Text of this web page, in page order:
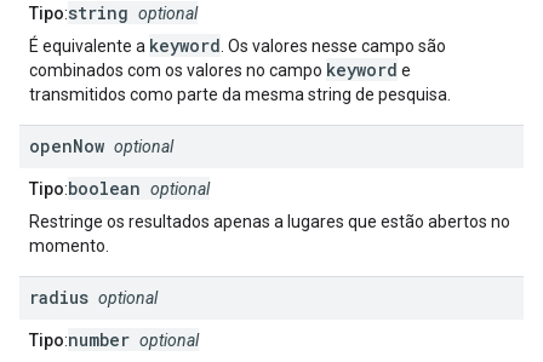
Tipo:string optional
É equivalente a keyword . Os valores nesse campo são
combinados com os valores no campo keyword e
transmitidos como parte da mesma string de pesquisa.
openNow optional
Tipo:boolean optional
Restringe os resultados apenas a lugares que estão abertos no
momento.
radius optional
Tipo:number optional